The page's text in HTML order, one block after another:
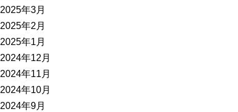
2025年3月
2025年2月
2025年1月
2024年12月
2024年11月
2024年10月
2024年9月